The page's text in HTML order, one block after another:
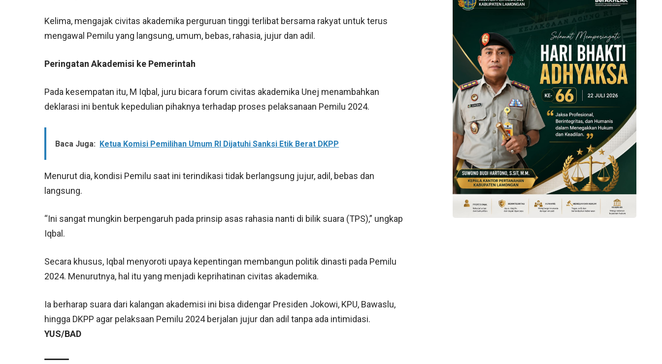
Kelima, mengajak civitas akademika perguruan tinggi terlibat bersama rakyat untuk terus
mengawal Pemilu yang langsung, umum, bebas, rahasia, jujur dan adil.
Peringatan Akademisi ke Pemerintah
Pada kesempatan itu, M Iqbal, juru bicara forum civitas akademika Unej menambahkan
deklarasi ini bentuk kepedulian pihaknya terhadap proses pelaksanaan Pemilu 2024.
Baca Juga: Ketua Komisi Pemilihan Umum RI Dijatuhi Sanksi Etik Berat DKPP
Menurut dia, kondisi Pemilu saat ini terindikasi tidak berlangsung jujur, adil, bebas dan
langsung.
“Ini sangat mungkin berpengaruh pada prinsip asas rahasia nanti di bilik suara (TPS),” ungkap
Iqbal.
Secara khusus, Iqbal menyoroti upaya kepentingan membangun politik dinasti pada Pemilu
2024. Menurutnya, hal itu yang menjadi keprihatinan civitas akademika.
Ia berharap suara dari kalangan akademisi ini bisa didengar Presiden Jokowi, KPU, Bawaslu,
hingga DKPP agar pelaksaan Pemilu 2024 berjalan jujur dan adil tanpa ada intimidasi.
YUS/BAD